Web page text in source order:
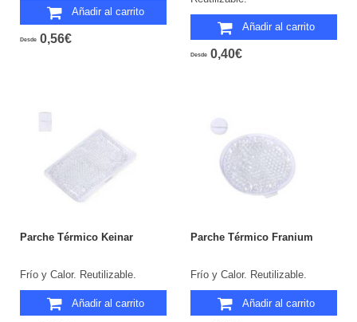
Añadir al carrito
Desde 0,56€
Añadir al carrito
Desde 0,40€
Parche Térmico Keinar
Frío y Calor. Reutilizable.
Añadir al carrito
Parche Térmico Franium
Frío y Calor. Reutilizable.
Añadir al carrito